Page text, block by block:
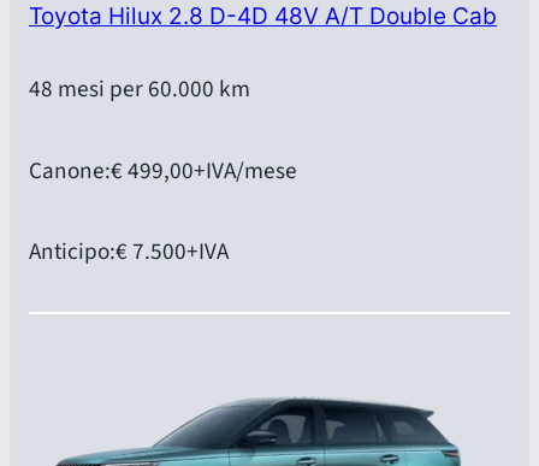
Toyota Hilux 2.8 D-4D 48V A/T Double Cab
48 mesi per 60.000 km
Canone:€ 499,00+IVA/mese
Anticipo:€ 7.500+IVA